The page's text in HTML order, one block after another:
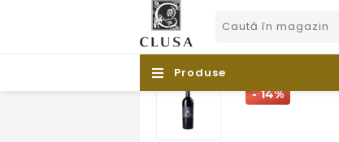
Produse
- 14%